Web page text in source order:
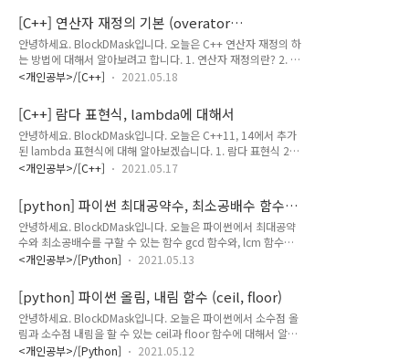
걸 재귀..
RTTI와 typeid RTTI는 Run Time Type information이라 하
며, 프로그램 실행 중에 실시간으로 데이터의 타입을 얻어올 때
사용하는 방법입니다. RTTI 기술을 이용해서 데이터 타입을 얻
어올 수가 있는데요. 이때 사용하는 것이 typeid 연산자입니다.
typeid 연산자는 헤더에 존재합니다. typeid(변수) typeid(데
다. ..
[C++] 연산자 재정의 기본 (overator
overloading)
안녕하세요. BlockDMask입니다. 오늘은 C++ 연산자 재정의 하
는 방법에 대해서 알아보려고 합니다. 1. 연산자 재정의란? 2. 연
산자 재정의 예제 (사용자 정의, primitive 타입 순서, 연산자 오
는 것은 우리가 일반적인 타입들의 덧셈 int 들의 덧셈 1+2 = 3,
곱셈 3 * 4 = 12 이걸 코드로 나타내면 a = 1 + 2 b = 3 * 4 이
런 식으로 나타낼 수 있는데 Car라는 클래스가 있다고 했을 때
Car 객체인 c1, c2의 객체끼리의 덧셈이 일반적으로는 불가능
한데, 연산자 재정의를 통해서 Car c3 = c1 + c2 가 가능하도록
연..
<개인공부>/[C++] 2021.05.18
[C++] 람다 표현식, lambda에 대해서
안녕하세요. BlockDMask입니다. 오늘은 C++11, 14에서 추가
된 lambda 표현식에 대해 알아보겠습니다. 1. 람다 표현식 2.
람다 표현식 사용 방법과 구조 3. 람다의 필요성, 사용 예제 1.
등의 이름으로 불립니다. 일단 람다 함수가 어떻게 생겨먹었는지
먼저 보겠습니다. 1 2 3 4 5 6 7 8 9 10 11 12 13 14 15 16 17
18 19 20 21 22 23 24 #include #include using
namespace std; // 일반 함수 정의 void sum1(int a, int b) {
cout
<개인공부>/[C++] 2021.05.17
[python] 파이썬 최대공약수, 최소공배수 함수
(gcd, lcm)
안녕하세요. BlockDMask입니다. 오늘은 파이썬에서 최대공약
수와 최소공배수를 구할 수 있는 함수 gcd 함수와, lcm 함수에
대해서 알아보겠습니다. 파이썬에서는 정말 많은 게 함수로 되어
함수 (최소공배수) 3. 파이썬 최대공약수, 최소공배수 함수 예제
1. 파이썬 최대 공약수 함수 gcd 설명 gcd 함수는 최초로 파이
썬 버전 3.5에서 추가되었으며, 지금 설명은 파이썬 버전 3.9 기
준으로 설명드리겠습니다. (2021.05.12 기준 최신 버전) 파이
썬 gcd 함수는 math 라이브러리에 속해있기 때문에 gcd 함수
<개인공부>/[Python] 2021.05.13
[python] 파이썬 올림, 내림 함수 (ceil, floor)
안녕하세요. BlockDMask입니다. 오늘은 파이썬에서 소수점 올
림과 소수점 내림을 할 수 있는 ceil과 floor 함수에 대해서 알아
보려고 합니다. 1. 소수점 올림 ceil 함수 2. 소수점 내림 floor 함
<개인공부>/[Python] 2021.05.12